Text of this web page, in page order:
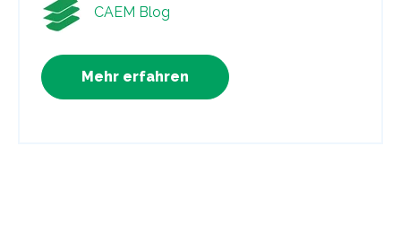
CAEM Blog
Mehr erfahren